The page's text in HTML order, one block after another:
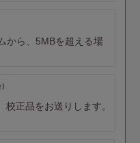
から、5MBを超える場
正品をお送りします。